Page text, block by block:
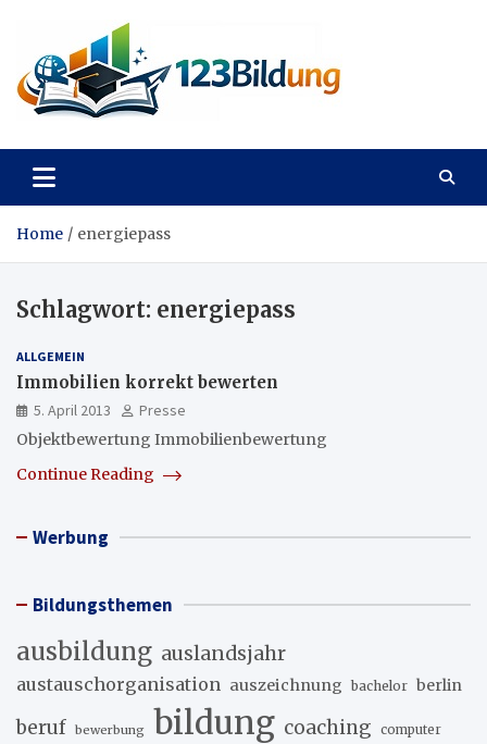
content
123Bildung
Home energiepass
Schlagwort: energiepass
ALLGEMEIN
Immobilien korrekt bewerten
5. April 2013
Presse
Objektbewertung Immobilienbewertung
Continue Reading
Werbung
Bildungsthemen
ausbildung auslandsjahr
austauschorganisation auszeichnung bachelor berlin
beruf bewerbung bildung coaching computer